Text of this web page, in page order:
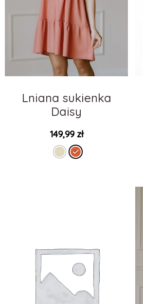
Lniana sukienka
Daisy
149,99zł